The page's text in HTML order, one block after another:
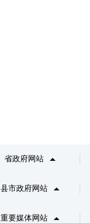
省政府网站
县市政府网站
重要媒体网站